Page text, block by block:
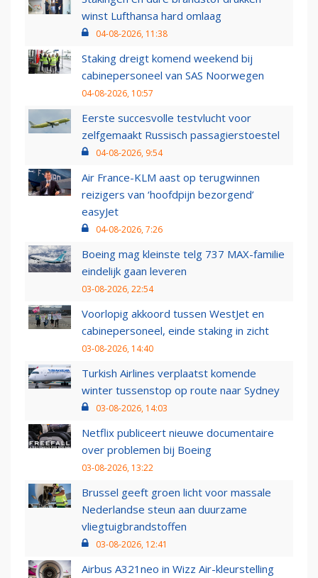
winst Lufthansa hard omlaag
04-08-2026, 11:38
Staking dreigt komend weekend bij
cabinepersoneel van SAS Noorwegen
04-08-2026, 10:57
Eerste succesvolle testvlucht voor
zelfgemaakt Russisch passagierstoestel
04-08-2026, 9:54
Air France-KLM aast op terugwinnen
reizigers van ‘hoofdpijn bezorgend’
easyJet
04-08-2026, 7:26
Boeing mag kleinste telg 737 MAX-familie
eindelijk gaan leveren
03-08-2026, 22:54
Voorlopig akkoord tussen WestJet en
cabinepersoneel, einde staking in zicht
03-08-2026, 14:40
Turkish Airlines verplaatst komende
winter tussenstop op route naar Sydney
03-08-2026, 14:03
Netflix publiceert nieuwe documentaire
over problemen bij Boeing
03-08-2026, 13:22
Brussel geeft groen licht voor massale
Nederlandse steun aan duurzame
vliegtuigbrandstoffen
03-08-2026, 12:41
Airbus A321neo in Wizz Air-kleurstelling